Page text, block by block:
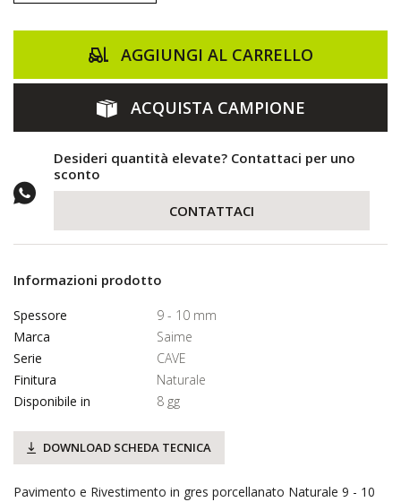
AGGIUNGI AL CARRELLO
ACQUISTA CAMPIONE
Desideri quantità elevate? Contattaci per uno
sconto
CONTATTACI
Informazioni prodotto
Spessore
9 - 10 mm
Marca
Saime
Serie
CAVE
Finitura
Naturale
Disponibile in
8 gg
DOWNLOAD SCHEDA TECNICA
Pavimento e Rivestimento in gres porcellanato Naturale 9 - 10